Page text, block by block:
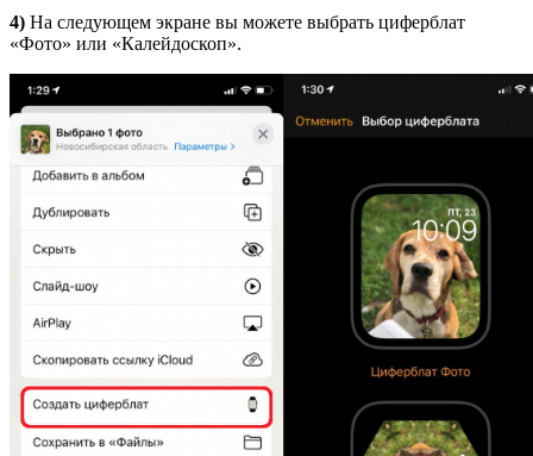
4) На следующем экране вы можете выбрать циферблат
«Фото» или «Калейдоскоп».